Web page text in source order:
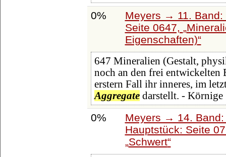
0%
Meyers → 11.
Seite 0647,
Eigenschaften)
647 Mineralien (Gestalt,
noch an den frei entwickelten
erstern Fall ihr inneres, im
Aggregatedarstellt. - Körnige
0%
Meyers → 14.
Hauptstück: Seite
Schwert